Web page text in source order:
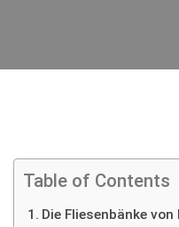
Table of Contents
Die Fliesenbänke